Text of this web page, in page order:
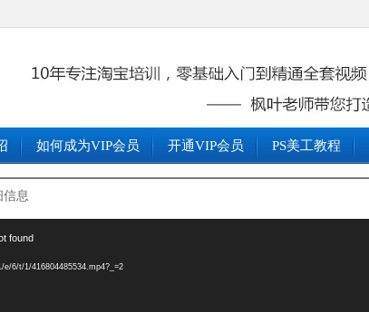
如何成为VIP会员 开通VIP会员 PS美工教程
信息
found
6/t/1/416804485534.mp4?_=2